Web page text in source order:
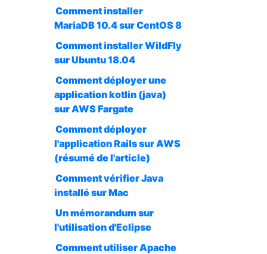
Comment installer
MariaDB 10.4 sur CentOS 8
Comment installer WildFly
sur Ubuntu 18.04
Comment déployer une
application kotlin (java)
sur AWS Fargate
Comment déployer
l'application Rails sur AWS
(résumé de l'article)
Comment vérifier Java
installé sur Mac
Un mémorandum sur
l'utilisation d'Eclipse
Comment utiliser Apache